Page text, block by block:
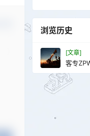
浏览历史
[文章]
客专
点？